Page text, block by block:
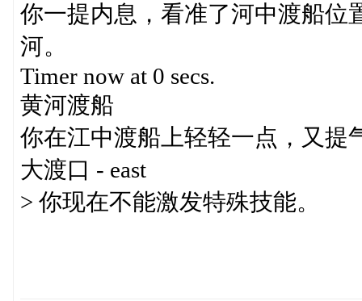
你一提内息，看准了河中渡船位
河。
Timer now at 0 secs.
黄河渡船
你在江中渡船上轻轻一点，又提
大渡口 - east
> 你现在不能激发特殊技能。